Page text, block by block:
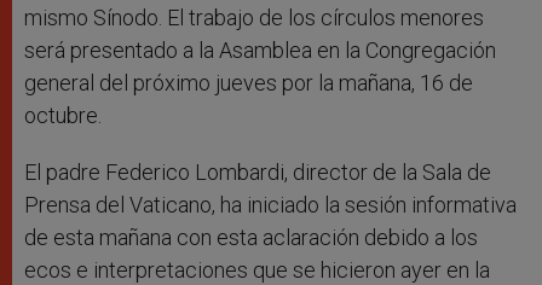
mismo Sínodo. El trabajo de los círculos menores
será presentado a la Asamblea en la Congregación
general del próximo jueves por la mañana, 16 de
octubre.
El padre Federico Lombardi, director de la Sala de
Prensa del Vaticano, ha iniciado la sesión informativa
de esta mañana con esta aclaración debido a los
ecos e interpretaciones que se hicieron ayer en la